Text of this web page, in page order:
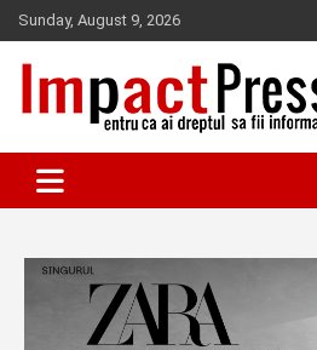
Skip
to
content
Sunday, August 9, 2026
IMPACTPRESS